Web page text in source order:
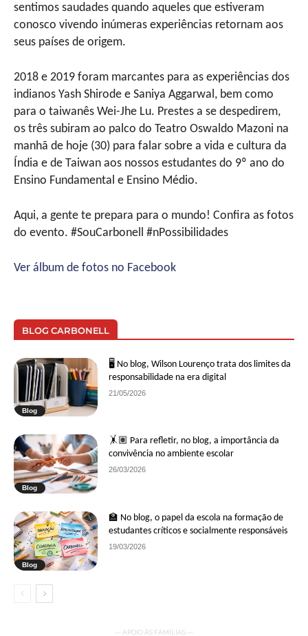
sentimos saudades quando aqueles que estiveram
conosco vivendo inúmeras experiências retornam aos
seus países de origem.
2018 e 2019 foram marcantes para as experiências dos
indianos Yash Shirode e Saniya Aggarwal, bem como
para o taiwanês Wei-Jhe Lu. Prestes a se despedirem,
os três subiram ao palco do Teatro Oswaldo Mazoni na
manhã de hoje (30) para falar sobre a vida e cultura da
Índia e de Taiwan aos nossos estudantes do 9º ano do
Ensino Fundamental e Ensino Médio.
Aqui, a gente te prepara para o mundo! Confira as fotos
do evento. #SouCarbonell #nPossibilidades
Ver álbum de fotos no Facebook
BLOG CARBONELL
Blog
🖥 No blog, Wilson Lourenço trata dos limites da
responsabilidade na era digital
21/05/2026
Blog
🤸🏽 Para refletir, no blog, a importância da
convivência no ambiente escolar
26/03/2026
Blog
🏫 No blog, o papel da escola na formação de
estudantes críticos e socialmente responsáveis
19/03/2026
— APOIO ÀS FAMÍLIAS —